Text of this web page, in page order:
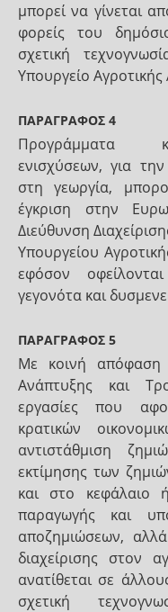
μπορεί να γίνεται
φορείς του
σχετική
Υπουργείο
ΠΑΡΑΓΡΑΦΟΣ 4
Προγράμματα
ενισχύσεων, για
στη γεωργία,
έγκριση στην
Διεύθυνση
Υπουργείου
εφόσον
γεγονότα και
ΠΑΡΑΓΡΑΦΟΣ 5
Με κοινή απόφαση
Ανάπτυξης και
εργασίες που
κρατικών
αντιστάθμιση
εκτίμησης των
και στο κεφάλαιο
παραγωγής και
αποζημιώσεων,
διαχείρισης στον
ανατίθεται σε
σχετική